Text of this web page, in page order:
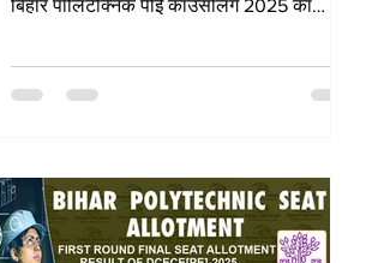
बिहार पॉलिटेक्निक पीई काउंसलिंग 2025 का